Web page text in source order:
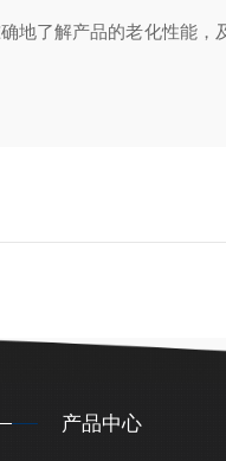
了解产品的老化性能，
产品中心